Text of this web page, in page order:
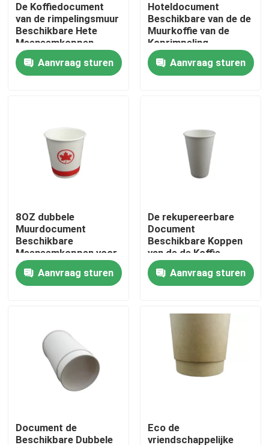
Producten
VR-show
Over ons
Fabrieksrondleiding
Kwaliteitscontrole
Nieuws
Plastic Beschikbare Kop
De Koffiedocument
van de rimpelingsmuur
Beschikbare Hete
Meeneemkoppen
Aanvraag sturen
Hoteldocument
Beschikbare van de de
Muurkoffie van de
Koprimpeling
Meeneem Hete de
Drankkoppen
Aanvraag sturen
8OZ dubbele
Muurdocument
Beschikbare
Meeneemkoppen voor
Hete Dranken
Aanvraag sturen
De rekupereerbare
Document
Beschikbare Koppen
van de de Koffie
Meeneemdrank van de
Kop Dubbele Muur
Hete
Aanvraag sturen
Document de
Beschikbare Dubbele
Eco de
vriendschappelijke